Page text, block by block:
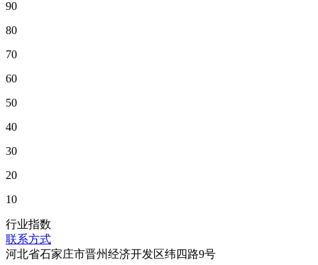
90
80
70
60
50
40
30
20
10
行业指数
联系方式
河北省石家庄市晋州经济开发区纬四路9号